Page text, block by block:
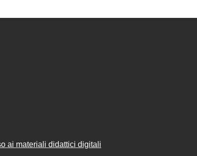
ai materiali didattici digitali